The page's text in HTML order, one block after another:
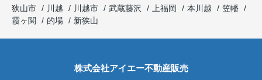
狭山市
川越 川越市 武蔵藤沢 上福岡 本川越
笠幡
霞ヶ関
的場 新狭山
株式会社アイエー不動産販売